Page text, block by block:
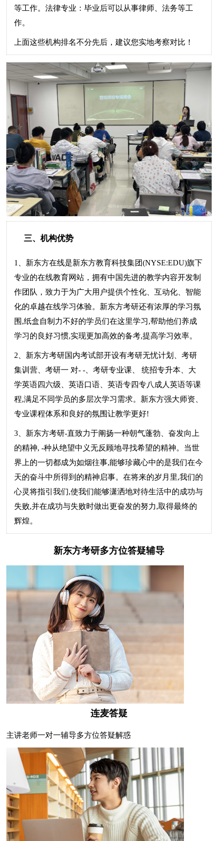
等工作。法律专业：毕业后可以从事律师、法务等工
作。
上面这些机构排名不分先后，建议您实地考察对比！
三、机构优势
1、新东方在线是新东方教育科技集团(NYSE:EDU)旗下
专业的在线教育网站，拥有中国先进的教学内容开发制
作团队，致力于为广大用户提供个性化、互动化、智能
化的卓越在线学习体验。新东方考研还有浓厚的学习氛
围,纸盒自制力不好的学员们在这里学习,帮助他们养成
学习的良好习惯,实现更加高效的备考,提高学习效率。
2、新东方考研国内考试部开设有考研无忧计划、考研
集训营、考研一 对- -、考研专业课、 统招专升本、大
学英语四六级、英语口语、英语专四专八成人英语等课
程,满足不同学员的多层次学习需求。新东方强大师资、
专业课程体系和良好的氛围让教学更好!
3、新东方考研-直致力于阐扬一种朝气蓬勃、奋发向上
的精神, -种从绝望中义无反顾地寻找希望的精神。当世
界上的一切都成为如烟往事,能够珍藏心中的是我们在今
天的奋斗中所得到的精神启事。在将来的岁月里,我们的
心灵将指引我们,使我们能够潇洒地对待生活中的成功与
失败,并在成功与失败时做出更奋发的努力,取得最终的
辉煌。
新东方考研多方位答疑辅导
连麦答疑
主讲老师一对一辅导多方位答疑解惑